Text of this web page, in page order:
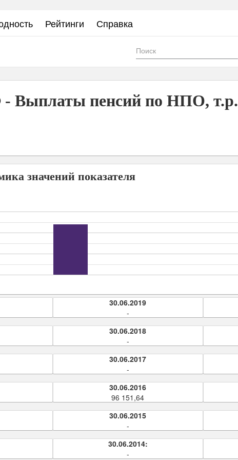
Рейтинги Справка
Форма
поиска Поиск
Выплаты пенсий по НПО, т.р.
значений показателя
30.06.2019
-
30.06.2018
-
30.06.2017
-
30.06.2016
96 151,64
30.06.2015
-
30.06.2014:
-